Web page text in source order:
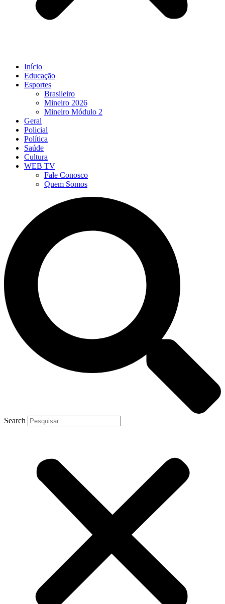
Início
Educação
Esportes
Brasileiro
Mineiro 2026
Mineiro Módulo 2
Geral
Policial
Política
Saúde
Cultura
WEB TV
Fale Conosco
Quem Somos
Search